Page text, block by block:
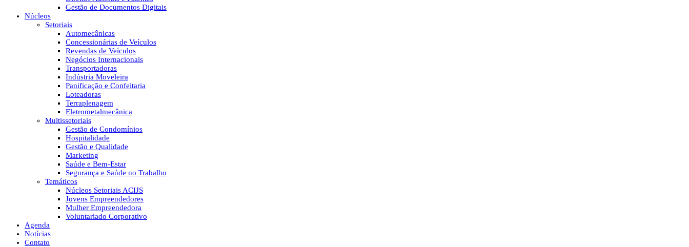
Gestão de Documentos Digitais
Núcleos
Setoriais
Automecânicas
Concessionárias de Veículos
Revendas de Veículos
Negócios Internacionais
Transportadoras
Indústria Moveleira
Panificação e Confeitaria
Loteadoras
Terraplenagem
Eletrometalmecânica
Multissetoriais
Gestão de Condomínios
Hospitalidade
Gestão e Qualidade
Marketing
Saúde e Bem-Estar
Segurança e Saúde no Trabalho
Temáticos
Núcleos Setoriais ACIJS
Jovens Empreendedores
Mulher Empreendedora
Voluntariado Corporativo
Agenda
Notícias
Contato